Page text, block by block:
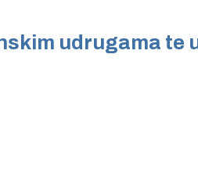
udrugama te